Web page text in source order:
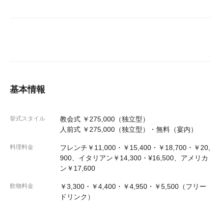
基本情報
挙式スタイル
教会式 ￥275,000（独立型）
人前式 ￥275,000（独立型）・無料（宴内）
料理料金
フレンチ￥11,000・￥15,400・￥18,700・￥20,
900、イタリアン￥14,300・¥16,500、アメリカ
ン￥17,600
飲物料金
￥3,300・￥4,400・￥4,950・￥5,500（フリー
ドリンク）